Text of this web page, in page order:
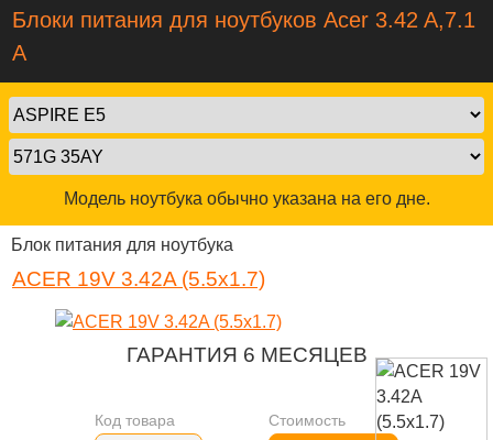
Блоки питания для ноутбуков Acer 3.42 A,7.1
A
Модель ноутбука обычно указана на его дне.
Блок питания для ноутбука
ACER 19V 3.42A (5.5x1.7)
ГАРАНТИЯ 6 МЕСЯЦЕВ
Код товара
Стоимость